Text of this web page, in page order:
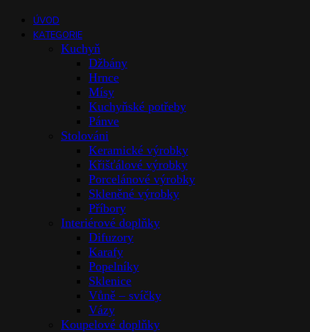
ÚVOD
KATEGORIE
Kuchyň
Džbány
Hrnce
Mísy
Kuchyňské potřeby
Pánve
Stolováni
Keramické výrobky
Křišťálové výrobky
Porcelánové výrobky
Skleněné výrobky
Příbory
Interiérové doplňky
Difuzory
Karafy
Popelníky
Sklenice
Vůně – svíčky
Vázy
Koupelové doplňky